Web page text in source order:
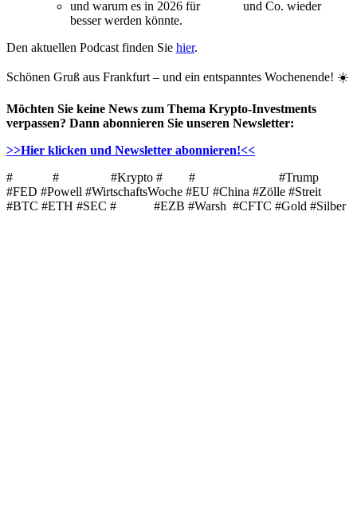
und warum es in 2026 für
und Co. wieder
besser werden könnte.
Den aktuellen Podcast finden Sie hier.
Schönen Gruß aus Frankfurt – und ein entspanntes Wochenende! ☀️
Möchten Sie keine News zum Thema Krypto-Investments
verpassen? Dann abonnieren Sie unseren Newsletter:
>>Hier klicken und Newsletter abonnieren!<<
#
# #Krypto # #
#Trump
#FED #Powell #WirtschaftsWoche #EU #China #Zölle #Streit
#BTC #ETH #SEC #
#EZB #Warsh #CFTC #Gold #Silber